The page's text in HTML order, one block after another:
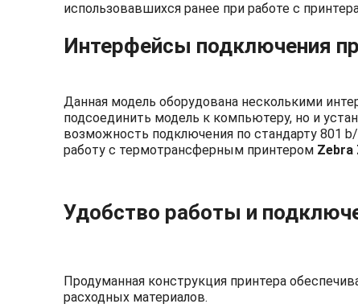
использовавшихся ранее при работе с
Интерфейсы подключения
Данная модель оборудована несколькими
подсоединить модель к компьютеру, но и
возможность подключения по стандарту 801
работу с термотрансферным принтером Zebra
Удобство работы и
Продуманная конструкция принтера
расходных материалов.